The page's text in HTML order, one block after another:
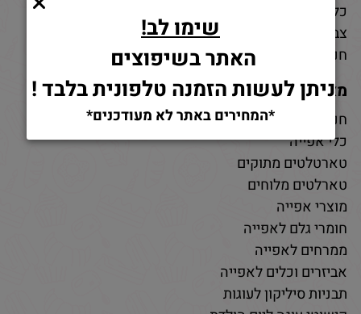
כלי אפייה
צבעי מאכל
חנות חומרי גלם לאפייה
מאמרים
חנות למוצרי אפייה
כלי אפייה
טארטלטים מתוקים
טארלטים מלוחים
מוצרי אפייה
חומרי גלם לאפייה
ממרחים לאפייה
אביזרים וכלים לאפייה
תבניות סיליקון לעוגות
שימו לב!
האתר בשיפוצים
ניתן לעשות הזמנה טלפונית בלבד !
*המחירים באתר לא מעודכנים*